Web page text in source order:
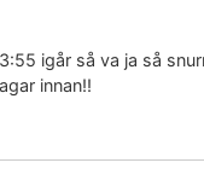
igår så va ja så
innan!!